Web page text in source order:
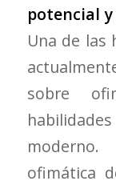
potencial
Una de las
sobre
ofimática